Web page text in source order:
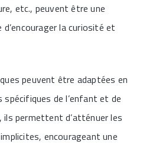
etc., peuvent être une
d’encourager la curiosité et
peuvent être adaptées en
de l’enfant et de
ils permettent d’atténuer les
encourageant une